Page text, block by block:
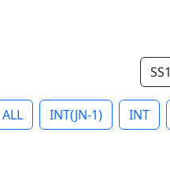
SS1
ALL INT(JN-1) INT